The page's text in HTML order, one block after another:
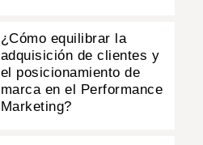
¿Cómo equilibrar la
adquisición de clientes y
el posicionamiento de
marca en el Performance
Marketing?